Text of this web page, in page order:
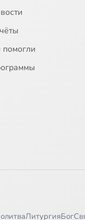
ЛитургияБог